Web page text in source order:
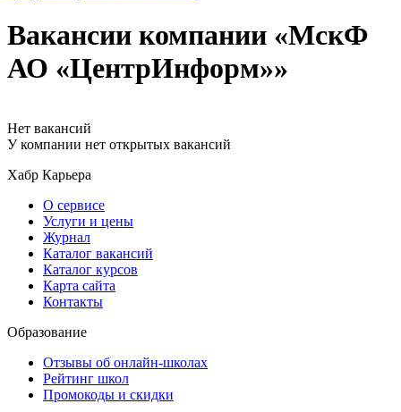
Вакансии компании «МскФ
АО «ЦентрИнформ»»
Нет вакансий
У компании нет открытых вакансий
Хабр Карьера
О сервисе
Услуги и цены
Журнал
Каталог вакансий
Каталог курсов
Карта сайта
Контакты
Образование
Отзывы об онлайн-школах
Рейтинг школ
Промокоды и скидки